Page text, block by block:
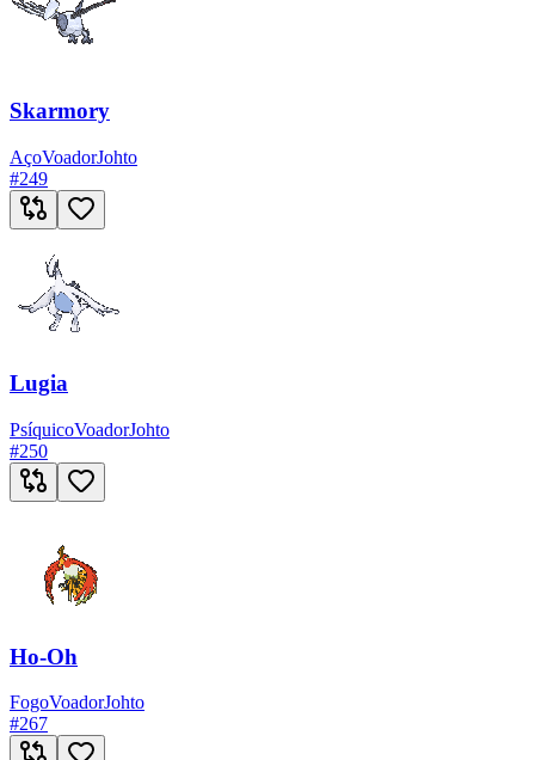
Skarmory
AçoVoadorJohto
#249
Lugia
PsíquicoVoadorJohto
#250
Ho-Oh
FogoVoadorJohto
#267